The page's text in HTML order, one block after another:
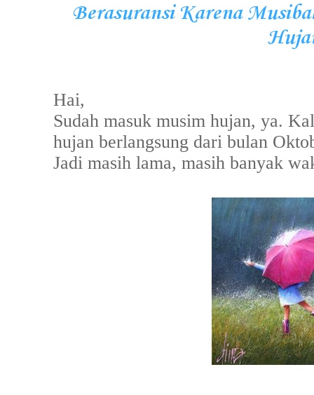
Berasuransi Karena
Hai,
Sudah masuk musim hujan, ya.
hujan berlangsung dari bulan
Jadi masih lama, masih banyak